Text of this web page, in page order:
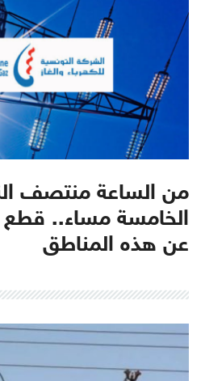
من الساعة منتصف
الخامسة مساء.. قطع
عن هذه المناطق